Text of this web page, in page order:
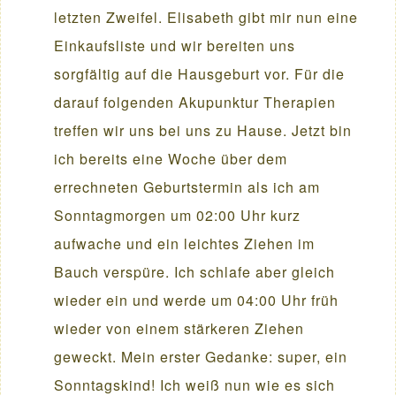
letzten Zweifel. Elisabeth gibt mir nun eine
Einkaufsliste und wir bereiten uns
sorgfältig auf die Hausgeburt vor. Für die
darauf folgenden Akupunktur Therapien
treffen wir uns bei uns zu Hause. Jetzt bin
ich bereits eine Woche über dem
errechneten Geburtstermin als ich am
Sonntagmorgen um 02:00 Uhr kurz
aufwache und ein leichtes Ziehen im
Bauch verspüre. Ich schlafe aber gleich
wieder ein und werde um 04:00 Uhr früh
wieder von einem stärkeren Ziehen
geweckt. Mein erster Gedanke: super, ein
Sonntagskind! Ich weiß nun wie es sich